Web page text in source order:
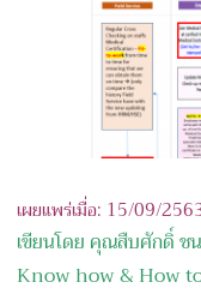
เผยแพร่เมื่อ: 15/09/
เขียนโดย คุณสืบศักดิ์ ช
Know how & How